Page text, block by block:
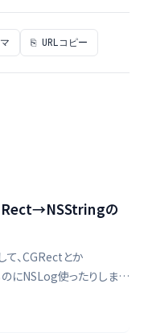
⎘ URLコピー
の
て、CGRectとか
にNSLog使ったりします
命NSLog("%f",